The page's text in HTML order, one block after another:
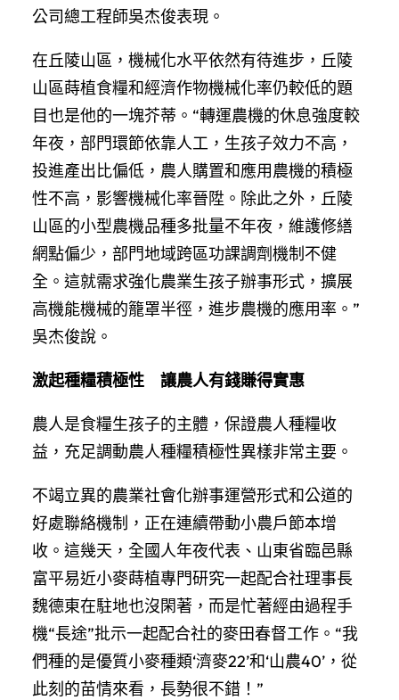
公司總工程師吳杰俊表現。
在丘陵山區，機械化水平依然有待進步，丘陵
山區蒔植食糧和經濟作物機械化率仍較低的題
目也是他的一塊芥蒂。“轉運農機的休息強度較
年夜，部門環節依靠人工，生孩子效力不高，
投進產出比偏低，農人購置和應用農機的積極
性不高，影響機械化率晉陞。除此之外，丘陵
山區的小型農機品種多批量不年夜，維護修繕
網點偏少，部門地域跨區功課調劑機制不健
全。這就需求強化農業生孩子辦事形式，擴展
高機能機械的籠罩半徑，進步農機的應用率。”
吳杰俊說。
激起種糧積極性 讓農人有錢賺得實惠
農人是食糧生孩子的主體，保證農人種糧收
益，充足調動農人種糧積極性異樣非常主要。
不竭立異的農業社會化辦事運營形式和公道的
好處聯絡機制，正在連續帶動小農戶節本增
收。這幾天，全國人年夜代表、山東省臨邑縣
富平易近小麥蒔植專門研究一起配合社理事長
魏德東在駐地也沒閑著，而是忙著經由過程手
機“長途”批示一起配合社的麥田春督工作。“我
們種的是優質小麥種類‘濟麥22’和‘山農40’，從
此刻的苗情來看，長勢很不錯！”